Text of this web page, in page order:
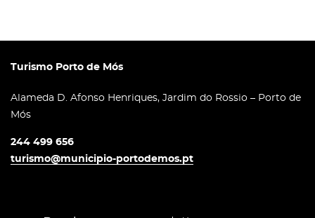
Turismo Porto de Mós
Alameda D. Afonso Henriques, Jardim do Rossio – Porto de
Mós
244 499 656
turismo@municipio-portodemos.pt